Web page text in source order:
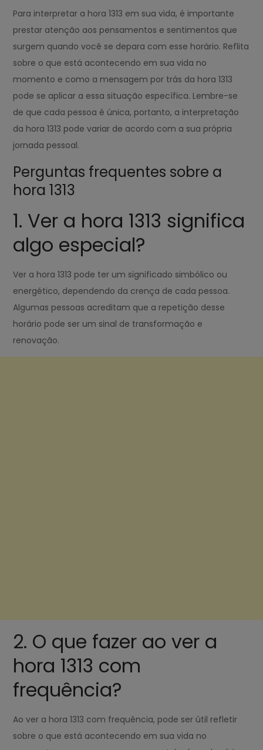
Para interpretar a hora 1313 em sua vida, é importante
prestar atenção aos pensamentos e sentimentos que
surgem quando você se depara com esse horário. Reflita
sobre o que está acontecendo em sua vida no
momento e como a mensagem por trás da hora 1313
pode se aplicar a essa situação específica. Lembre-se
de que cada pessoa é única, portanto, a interpretação
da hora 1313 pode variar de acordo com a sua própria
jornada pessoal.
Perguntas frequentes sobre a
hora 1313
1. Ver a hora 1313 significa
algo especial?
Ver a hora 1313 pode ter um significado simbólico ou
energético, dependendo da crença de cada pessoa.
Algumas pessoas acreditam que a repetição desse
horário pode ser um sinal de transformação e
renovação.
2. O que fazer ao ver a
hora 1313 com
frequência?
Ao ver a hora 1313 com frequência, pode ser útil refletir
sobre o que está acontecendo em sua vida no